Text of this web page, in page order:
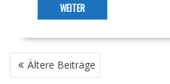
WEITER
BEITRAGSNAVIGATION
Ältere Beiträge